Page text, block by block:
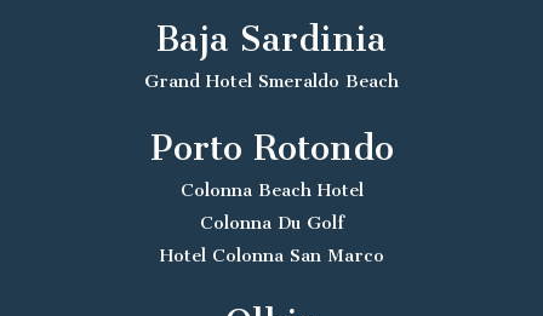
Baja Sardinia
Grand Hotel Smeraldo Beach
Porto Rotondo
Colonna Beach Hotel
Colonna Du Golf
Hotel Colonna San Marco